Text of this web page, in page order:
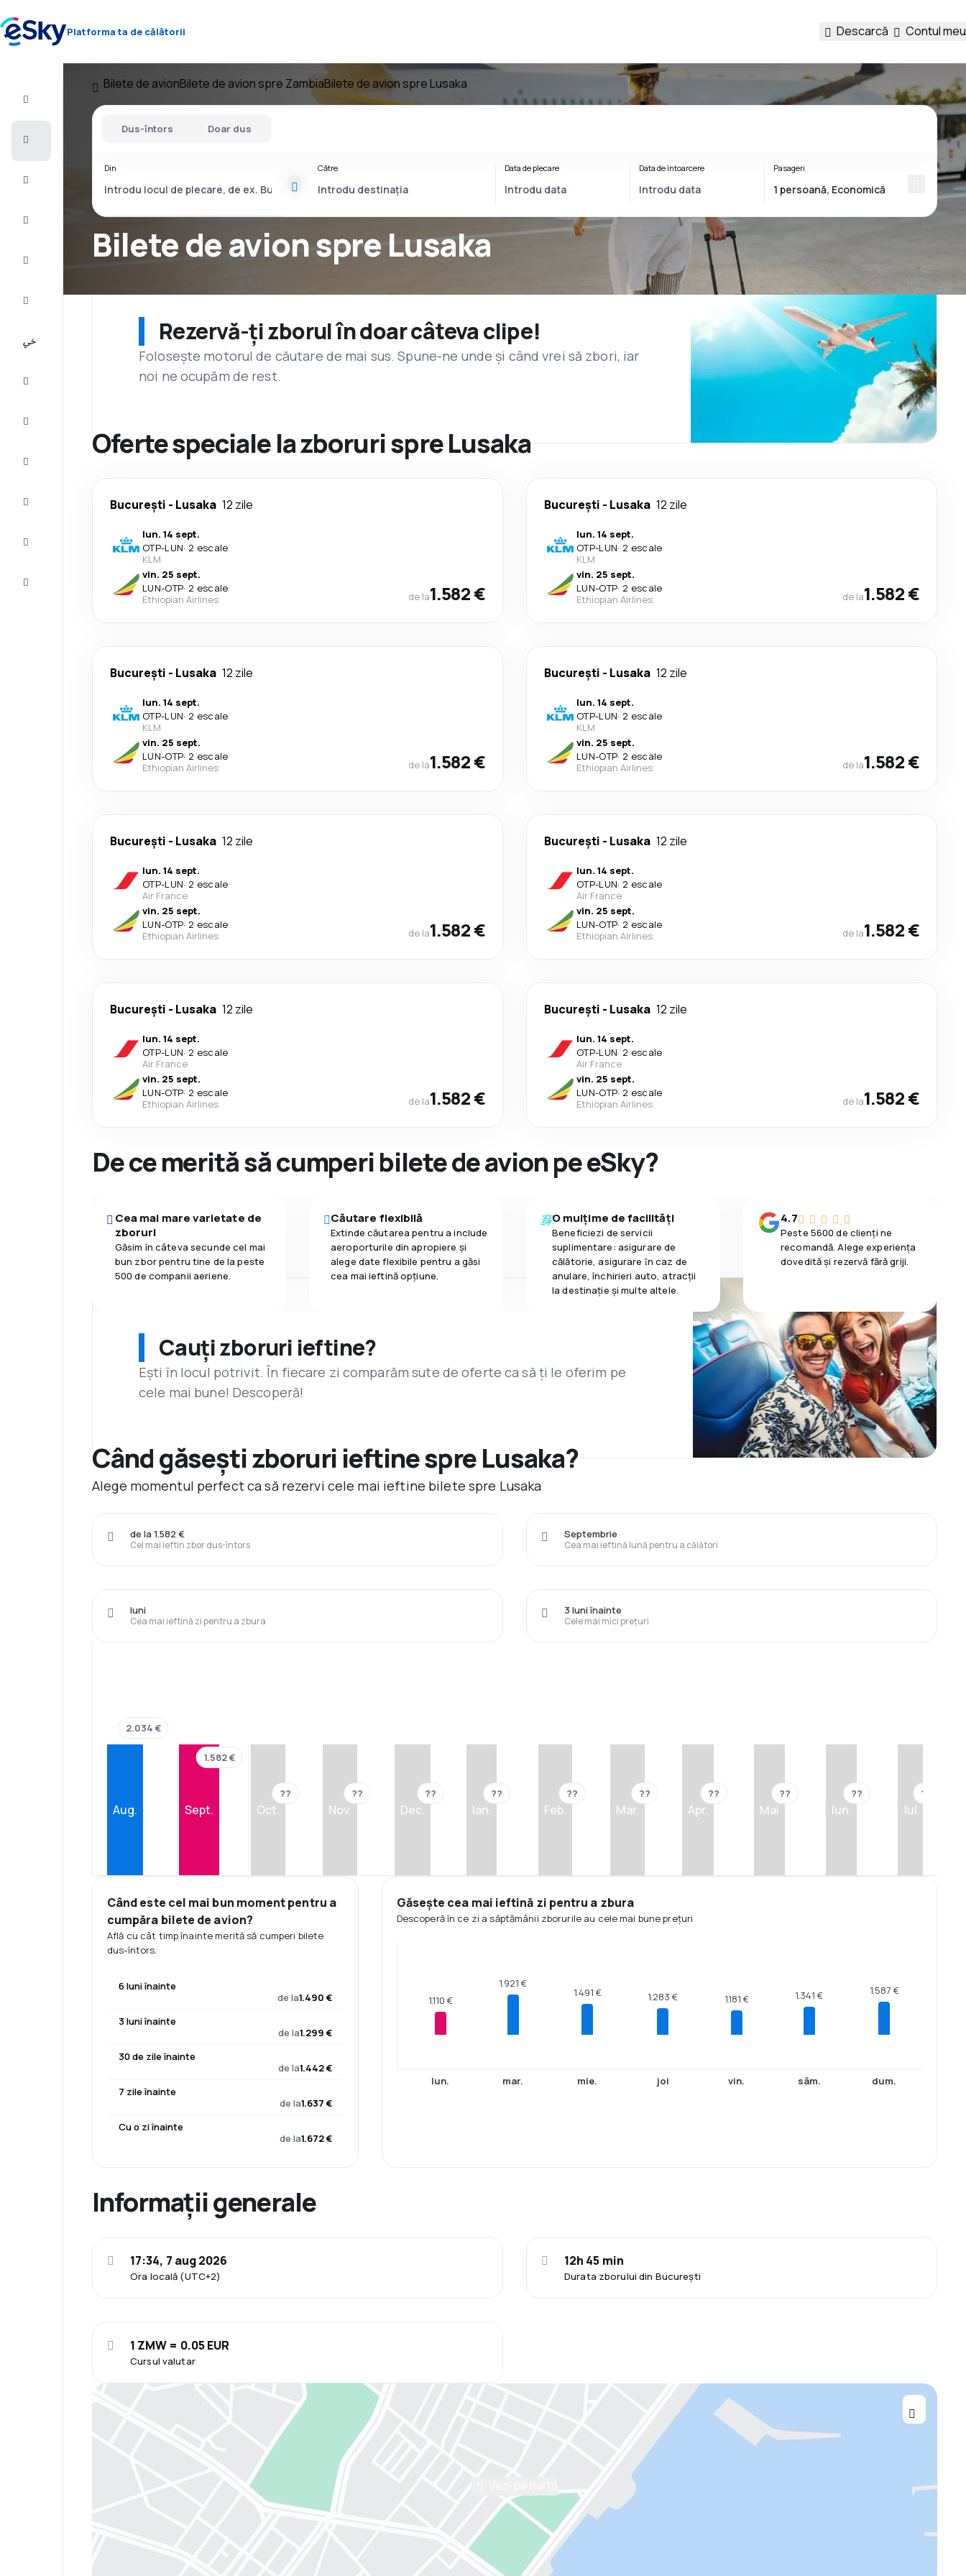
Platforma ta de călătorii Descarcă Contul meu
Bilete de avionBilete de avion spre ZambiaBilete de avion spre Lusaka
Bilete de avion spre Lusaka
Dus-întors Doar dus
Din Către Data de plecare Data de întoarcere Pasageri
Rezervă-ți zborul în doar câteva clipe!
Folosește motorul de căutare de mai sus. Spune-ne unde și când vrei să zbori, iar
noi ne ocupăm de rest.
Oferte speciale la zboruri spre Lusaka
București - Lusaka 12 zile
lun. 14 sept.
OTP-LUN· 2 escale
KLM
vin. 25 sept.
LUN-OTP· 2 escale
Ethiopian Airlines
de la1.582 €
București - Lusaka 12 zile
lun. 14 sept.
OTP-LUN· 2 escale
KLM
vin. 25 sept.
LUN-OTP· 2 escale
Ethiopian Airlines
de la1.582 €
București - Lusaka 12 zile
lun. 14 sept.
OTP-LUN· 2 escale
KLM
vin. 25 sept.
LUN-OTP· 2 escale
Ethiopian Airlines
de la1.582 €
București - Lusaka 12 zile
lun. 14 sept.
OTP-LUN· 2 escale
KLM
vin. 25 sept.
LUN-OTP· 2 escale
Ethiopian Airlines
de la1.582 €
București - Lusaka 12 zile
lun. 14 sept.
OTP-LUN· 2 escale
Air France
vin. 25 sept.
LUN-OTP· 2 escale
Ethiopian Airlines
de la1.582 €
București - Lusaka 12 zile
lun. 14 sept.
OTP-LUN· 2 escale
Air France
vin. 25 sept.
LUN-OTP· 2 escale
Ethiopian Airlines
de la1.582 €
București - Lusaka 12 zile
lun. 14 sept.
OTP-LUN· 2 escale
Air France
vin. 25 sept.
LUN-OTP· 2 escale
Ethiopian Airlines
de la1.582 €
București - Lusaka 12 zile
lun. 14 sept.
OTP-LUN· 2 escale
Air France
vin. 25 sept.
LUN-OTP· 2 escale
Ethiopian Airlines
de la1.582 €
De ce merită să cumperi bilete de avion pe eSky?
Cea mai mare varietate de
zboruri
Găsim în câteva secunde cel mai
bun zbor pentru tine de la peste
500 de companii aeriene.
Căutare flexibilă
Extinde căutarea pentru a include
aeroporturile din apropiere și
alege date flexibile pentru a găsi
cea mai ieftină opțiune.
O mulțime de facilități
Beneficiezi de servicii
suplimentare: asigurare de
călătorie, asigurare ȋn caz de
anulare, închirieri auto, atracții
la destinaţie și multe altele.
4.7
Peste 5600 de clienți ne
recomandă. Alege experiența
dovedită și rezervă fără griji.
Cauți zboruri ieftine?
Ești în locul potrivit. În fiecare zi comparăm sute de oferte ca să ți le oferim pe
cele mai bune! Descoperă!
Când găsești zboruri ieftine spre Lusaka?
Alege momentul perfect ca să rezervi cele mai ieftine bilete spre Lusaka
Cel mai ieftin zbor dus-întors
de la 1.582 €
Cea mai ieftină lună pentru a călători
Septembrie
Cea mai ieftină zi pentru a zbura
luni
Cele mai mici prețuri
3 luni înainte
Aug.
2.034 €
Sept.
1.582 €
Oct.
??
Nov.
??
Dec.
??
Ian.
??
Feb.
??
Mar.
??
Apr.
??
Mai
??
Iun.
??
Iul.
??
Când este cel mai bun moment pentru a
cumpăra bilete de avion?
Află cu cât timp înainte merită să cumperi bilete
dus-întors.
6 luni înainte
de la1.490 €
3 luni înainte
de la1.299 €
30 de zile înainte
de la1.442 €
7 zile înainte
de la1.637 €
Cu o zi înainte
de la1.672 €
Găsește cea mai ieftină zi pentru a zbura
Descoperă în ce zi a săptămânii zborurile au cele mai bune prețuri
1.110 €
lun.
1.921 €
mar.
1.491 €
mie.
1.283 €
joi
1.181 €
vin.
1.341 €
sâm.
1.587 €
dum.
Informații generale
Ora locală (UTC+2)
17:34, 7 aug 2026
Durata zborului din București
12h 45 min
Cursul valutar
1 ZMW = 0.05 EUR